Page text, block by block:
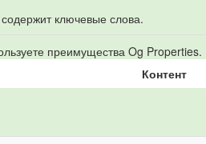
ключевые слова.
преимущества Og Properties.
Контент